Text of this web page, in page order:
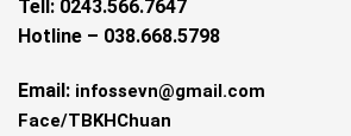
Tell: 0243.566.7647
Hotline – 038.668.5798
Email: infossevn@gmail.com
Face/TBKHChuan